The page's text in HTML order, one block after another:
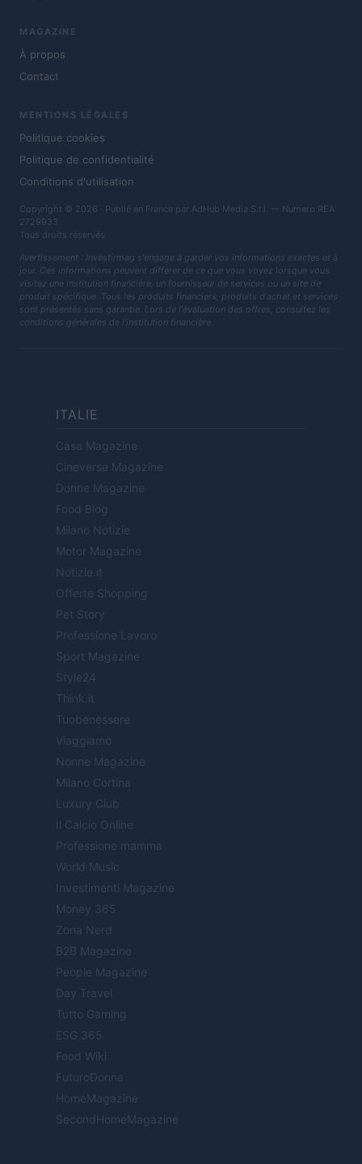
MAGAZINE
À propos
Contact
MENTIONS LÉGALES
Politique cookies
Politique de confidentialité
Conditions d'utilisation
Copyright © 2026 · Publié en France par AdHub Media S.r.l. — Numero REA
2729933
Tous droits réservés
Avertissement : Investirmag s'engage à garder vos informations exactes et à
jour. Ces informations peuvent différer de ce que vous voyez lorsque vous
visitez une institution financière, un fournisseur de services ou un site de
produit spécifique. Tous les produits financiers, produits d'achat et services
sont présentés sans garantie. Lors de l'évaluation des offres, consultez les
conditions générales de l'institution financière.
ITALIE
Casa Magazine
Cineverse Magazine
Donne Magazine
Food Blog
Milano Notizie
Motor Magazine
Notizie.it
Offerte Shopping
Pet Story
Professione Lavoro
Sport Magazine
Style24
Think.it
Tuobenessere
Viaggiamo
Nonne Magazine
Milano Cortina
Luxury Club
Il Calcio Online
Professione mamma
World Music
Investimenti Magazine
Money 365
Zona Nerd
B2B Magazine
People Magazine
Day Travel
Tutto Gaming
ESG 365
Food Wiki
FuturoDonna
HomeMagazine
SecondHomeMagazine